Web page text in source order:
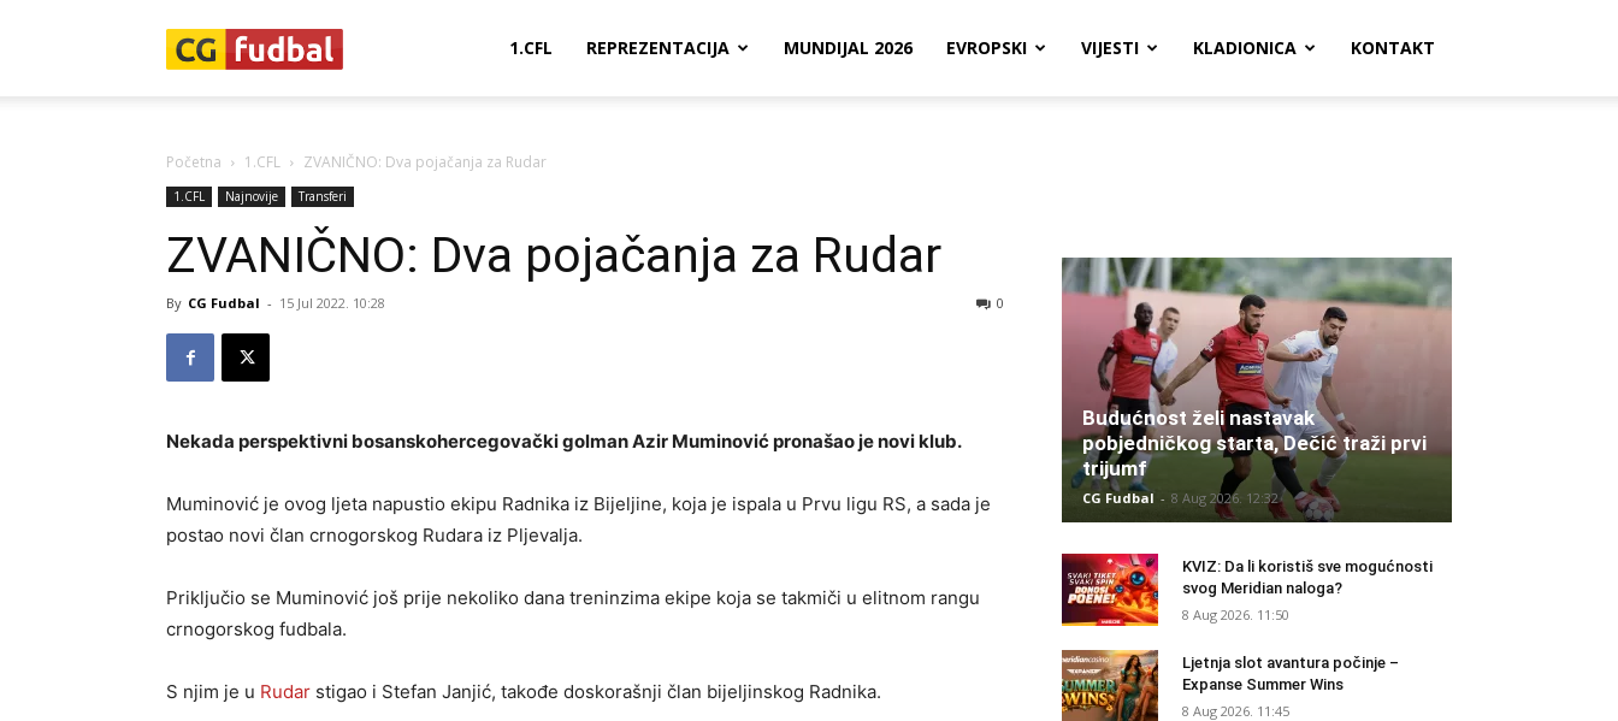
1.CFL REPREZENTACIJA MUNDIJAL 2026 EVROPSKI VIJESTI KLADIONICA KONTAKT
Početna 1.CFL ZVANIČNO: Dva pojačanja za Rudar
1.CFL Najnovije Transferi
ZVANIČNO: Dva pojačanja za Rudar
By CG Fudbal - 15 Jul 2022. 10:28 0
Nekada perspektivni bosanskohercegovački golman Azir Muminović pronašao je novi klub.
Muminović je ovog ljeta napustio ekipu Radnika iz Bijeljine, koja je ispala u Prvu ligu RS, a sada je
postao novi član crnogorskog Rudara iz Pljevalja.
Priključio se Muminović još prije nekoliko dana treninzima ekipe koja se takmiči u elitnom rangu
crnogorskog fudbala.
S njim je u Rudar stigao i Stefan Janjić, takođe doskorašnji član bijeljinskog Radnika.
Budućnost želi nastavak
pobjedničkog starta, Dečić traži prvi
trijumf
CG Fudbal - 8 Aug 2026. 12:32
KVIZ: Da li koristiš sve mogućnosti
svog Meridian naloga?
8 Aug 2026. 11:50
Ljetnja slot avantura počinje –
Expanse Summer Wins
8 Aug 2026. 11:45